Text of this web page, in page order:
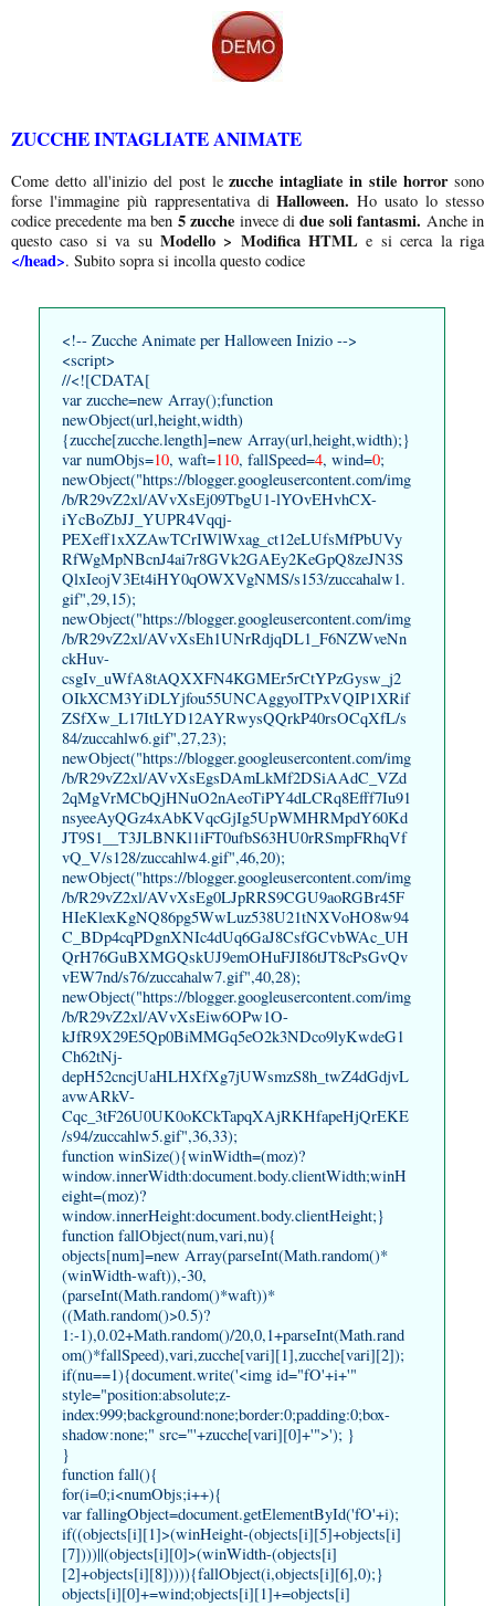
ZUCCHE INTAGLIATE ANIMATE
Come detto all'inizio del post lezucche intagliate in stile horrorsono
forse l'immagine più rappresentativa diHalloween. Ho usato lo stesso
codice precedente ma ben 5 zucche invece didue soli fantasmi. Anche in
questo caso si va su Modello > Modifica HTML e si cerca la riga
</head>. Subito sopra si incolla questo codice
<!-- Zucche Animate per Halloween Inizio -->
<script>
//<![CDATA[
var zucche=new Array();function
newObject(url,height,width)
{zucche[zucche.length]=new Array(url,height,width);}
var numObjs=10, waft=110, fallSpeed=4, wind=0;
newObject("https://blogger.googleusercontent.com/img
/b/R29vZ2xl/AVvXsEj09TbgU1-lYOvEHvhCX-
iYcBoZbJJ_YUPR4Vqqj-
PEXeff1xXZAwTCrIWlWxag_ct12eLUfsMfPbUVy
RfWgMpNBcnJ4ai7r8GVk2GAEy2KeGpQ8zeJN3S
QlxIeojV3Et4iHY0qOWXVgNMS/s153/zuccahalw1.
gif",29,15);
newObject("https://blogger.googleusercontent.com/img
/b/R29vZ2xl/AVvXsEh1UNrRdjqDL1_F6NZWveNn
ckHuv-
csgIv_uWfA8tAQXXFN4KGMEr5rCtYPzGysw_j2
OIkXCM3YiDLYjfou55UNCAggyoITPxVQIP1XRif
ZSfXw_L17ItLYD12AYRwysQQrkP40rsOCqXfL/s
84/zuccahlw6.gif",27,23);
newObject("https://blogger.googleusercontent.com/img
/b/R29vZ2xl/AVvXsEgsDAmLkMf2DSiAAdC_VZd
2qMgVrMCbQjHNuO2nAeoTiPY4dLCRq8Efff7Iu91
nsyeeAyQGz4xAbKVqcGjIg5UpWMHRMpdY60Kd
JT9S1__T3JLBNKl1iFT0ufbS63HU0rRSmpFRhqVf
vQ_V/s128/zuccahlw4.gif",46,20);
newObject("https://blogger.googleusercontent.com/img
/b/R29vZ2xl/AVvXsEg0LJpRRS9CGU9aoRGBr45F
HIeKlexKgNQ86pg5WwLuz538U21tNXVoHO8w94
C_BDp4cqPDgnXNIc4dUq6GaJ8CsfGCvbWAc_UH
QrH76GuBXMGQskUJ9emOHuFJI86tJT8cPsGvQv
vEW7nd/s76/zuccahalw7.gif",40,28);
newObject("https://blogger.googleusercontent.com/img
/b/R29vZ2xl/AVvXsEiw6OPw1O-
kJfR9X29E5Qp0BiMMGq5eO2k3NDco9lyKwdeG1
Ch62tNj-
depH52cncjUaHLHXfXg7jUWsmzS8h_twZ4dGdjvL
avwARkV-
Cqc_3tF26U0UK0oKCkTapqXAjRKHfapeHjQrEKE
/s94/zuccahlw5.gif",36,33);
function winSize(){winWidth=(moz)?
window.innerWidth:document.body.clientWidth;winH
eight=(moz)?
window.innerHeight:document.body.clientHeight;}
function fallObject(num,vari,nu){
objects[num]=new Array(parseInt(Math.random()*
(winWidth-waft)),-30,
(parseInt(Math.random()*waft))*
((Math.random()>0.5)?
1:-1),0.02+Math.random()/20,0,1+parseInt(Math.rand
om()*fallSpeed),vari,zucche[vari][1],zucche[vari][2]);
if(nu==1){document.write('<img id="fO'+i+'"
style="position:absolute;z-
index:999;background:none;border:0;padding:0;box-
shadow:none;" src="'+zucche[vari][0]+'">'); }
}
function fall(){
for(i=0;i<numObjs;i++){
var fallingObject=document.getElementById('fO'+i);
if((objects[i][1]>(winHeight-(objects[i][5]+objects[i]
[7])))||(objects[i][0]>(winWidth-(objects[i]
[2]+objects[i][8])))){fallObject(i,objects[i][6],0);}
objects[i][0]+=wind;objects[i][1]+=objects[i]